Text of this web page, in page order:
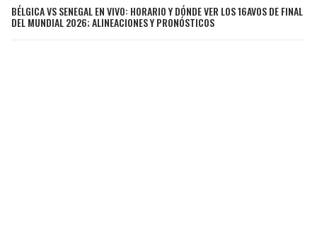
BÉLGICA VS SENEGAL EN VIVO: HORARIO Y DÓNDE VER LOS 16AVOS DE FINAL
DEL MUNDIAL 2026; ALINEACIONES Y PRONÓSTICOS